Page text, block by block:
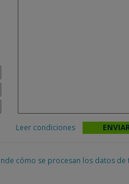
Leer condiciones
cómo se procesan los datos de